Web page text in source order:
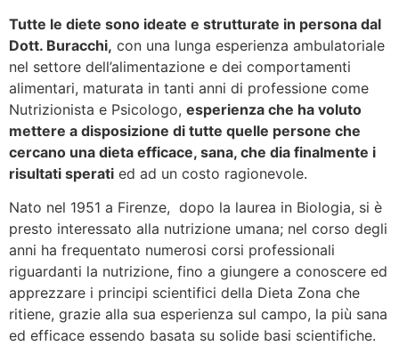
Tutte le diete sono ideate e strutturate in persona dal
Dott. Buracchi, con una lunga esperienza ambulatoriale
nel settore dell’alimentazione e dei comportamenti
alimentari, maturata in tanti anni di professione come
Nutrizionista e Psicologo, esperienza che ha voluto
mettere a disposizione di tutte quelle persone che
cercano una dieta efficace, sana, che dia finalmente i
risultati sperati ed ad un costo ragionevole.
Nato nel 1951 a Firenze, dopo la laurea in Biologia, si è
presto interessato alla nutrizione umana; nel corso degli
anni ha frequentato numerosi corsi professionali
riguardanti la nutrizione, fino a giungere a conoscere ed
apprezzare i principi scientifici della Dieta Zona che
ritiene, grazie alla sua esperienza sul campo, la più sana
ed efficace essendo basata su solide basi scientifiche.